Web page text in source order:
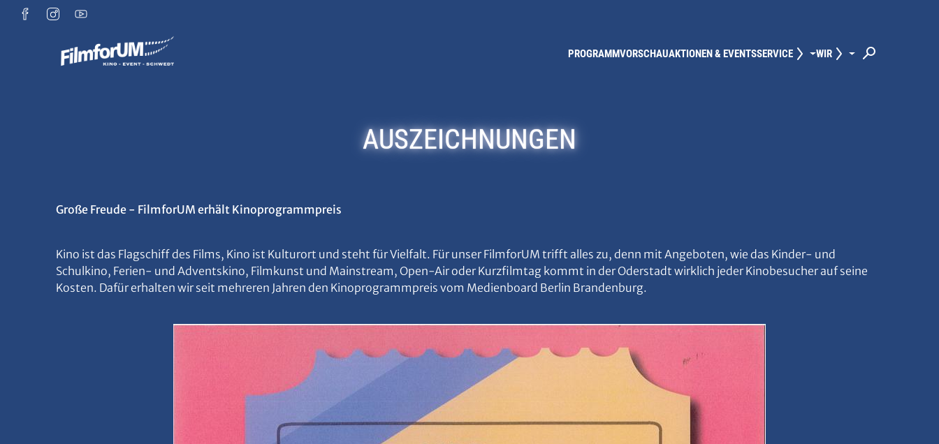
PROGRAMMVORSCHAUAKTIONEN & EVENTSSERVICE WIR
AUSZEICHNUNGEN
Große Freude - FilmforUM erhält Kinoprogrammpreis
Kino ist das Flagschiff des Films, Kino ist Kulturort und steht für Vielfalt. Für unser FilmforUM trifft alles zu, denn mit Angeboten, wie das Kinder- und
Schulkino, Ferien- und Adventskino, Filmkunst und Mainstream, Open-Air oder Kurzfilmtag kommt in der Oderstadt wirklich jeder Kinobesucher auf seine
Kosten. Dafür erhalten wir seit mehreren Jahren den Kinoprogrammpreis vom Medienboard Berlin Brandenburg.